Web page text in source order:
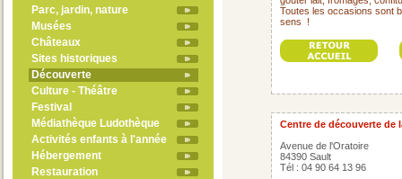
Parc, jardin, nature
Musées
Châteaux
Sites historiques
Découverte
Culture - Théâtre
Festival
Médiathèque Ludothèque
Activités enfants à l'année
Hébergement
Restauration
Toutes les occasions sont
sens !
Centre de découverte de
Avenue de l'Oratoire
84390 Sault
Tél : 04 90 64 13 96